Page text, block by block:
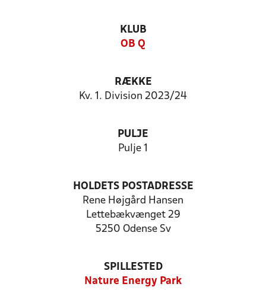
KLUB
OB Q
RÆKKE
Kv. 1. Division 2023/24
PULJE
Pulje 1
HOLDETS POSTADRESSE
Rene Højgård Hansen
Lettebækvænget 29
5250 Odense Sv
SPILLESTED
Nature Energy Park